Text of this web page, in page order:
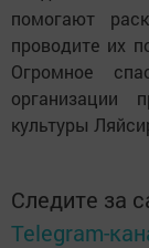
помогают
проводите их
Огромное
организации
культуры
Следите за
Telegram-